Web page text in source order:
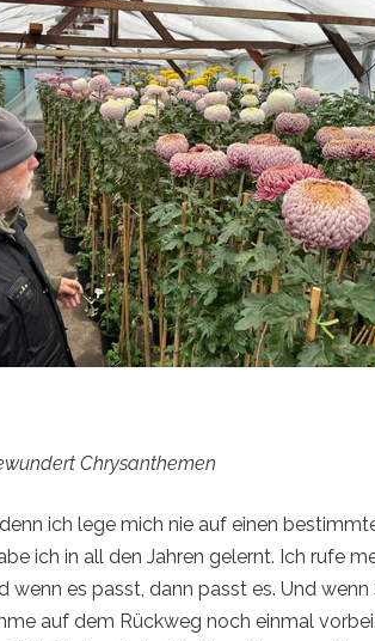
Chrysanthemen
ich lege mich nie auf einen
ich in all den Jahren gelernt. Ich rufe
wenn es passt, dann passt es. Und
auf dem Rückweg noch einmal